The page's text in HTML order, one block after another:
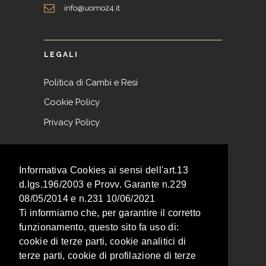
Informativa Cookies ai sensi dell'art.13
d.lgs.196/2003 e Provv. Garante n.229
08/05/2014 e n.231 10/06/2021
Ti informiamo che, per garantire il corretto
funzionamento, questo sito fa uso di:
cookie di terze parti, cookie analitici di
terze parti, cookie di profilazione di terze
info@uomo24.it
LEGALI
Politica di Cambi e Resi
Cookie Policy
Privacy Policy
NEWSLETTER
Iscriviti alla nostra newsletter per non
perderti nessuna promozione!